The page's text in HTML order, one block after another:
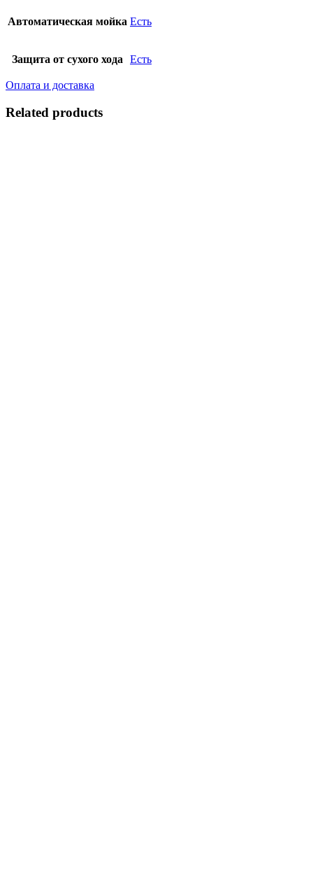
Автоматическая мойка Есть
Защита от сухого хода Есть
Оплата и доставка
Related products